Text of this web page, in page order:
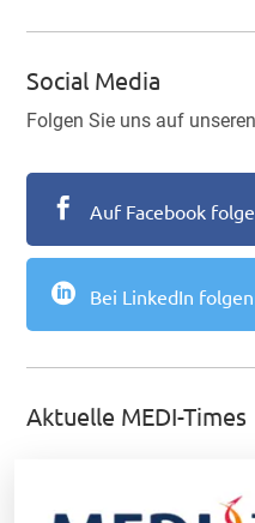
Social Media
Folgen Sie uns auf
 Auf Facebook
 Bei LinkedIn folgen
Aktuelle MEDI-Times